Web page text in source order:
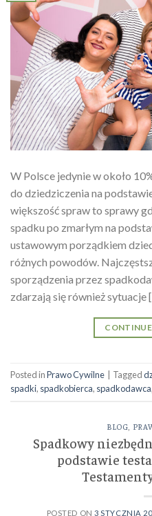
W Polsce jedynie w około
do dziedziczenia na
większość spraw to sprawy
spadku po zmarłym na
ustawowym porządkiem
różnych powodów.
sporządzenia przez
zdarzają się również sytuacje
Posted inPrawo Cywilne Tagged
spadki, spadkobierca, spadkodawca,
BLOG
Spadkowy
podstawie
POSTED ON3 STYCZNIA